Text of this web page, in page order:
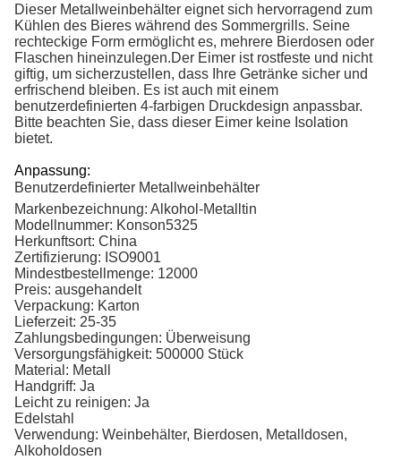
Dieser Metallweinbehälter eignet sich hervorragend zum
Kühlen des Bieres während des Sommergrills. Seine
rechteckige Form ermöglicht es, mehrere Bierdosen oder
Flaschen hineinzulegen.Der Eimer ist rostfeste und nicht
giftig, um sicherzustellen, dass Ihre Getränke sicher und
erfrischend bleiben. Es ist auch mit einem
benutzerdefinierten 4-farbigen Druckdesign anpassbar.
Bitte beachten Sie, dass dieser Eimer keine Isolation
bietet.
Anpassung:
Benutzerdefinierter Metallweinbehälter
Markenbezeichnung: Alkohol-Metalltin
Modellnummer: Konson5325
Herkunftsort: China
Zertifizierung: ISO9001
Mindestbestellmenge: 12000
Preis: ausgehandelt
Verpackung: Karton
Lieferzeit: 25-35
Zahlungsbedingungen: Überweisung
Versorgungsfähigkeit: 500000 Stück
Material: Metall
Handgriff: Ja
Leicht zu reinigen: Ja
Edelstahl
Verwendung: Weinbehälter, Bierdosen, Metalldosen,
Alkoholdosen